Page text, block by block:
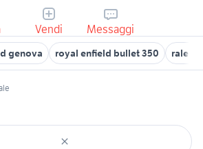
Vendi Messaggi
genova royal enfield bullet 350